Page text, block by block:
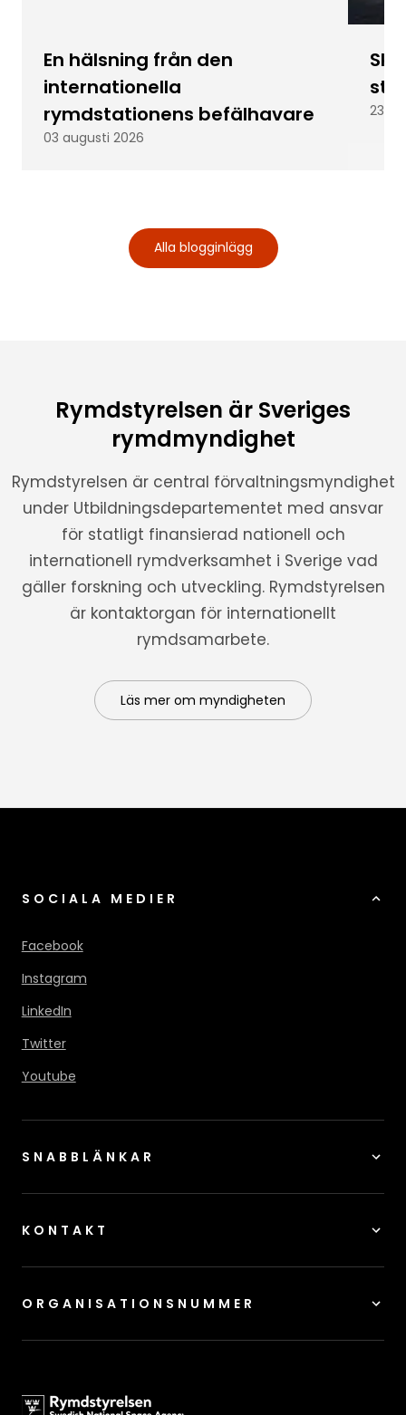
En hälsning från den
internationella
rymdstationens befälhavare
03 augusti 2026
23
Alla blogginlägg
Rymdstyrelsen är Sveriges
rymdmyndighet
Rymdstyrelsen är central förvaltningsmyndighet
under Utbildningsdepartementet med ansvar
för statligt finansierad nationell och
internationell rymdverksamhet i Sverige vad
gäller forskning och utveckling. Rymdstyrelsen
är kontaktorgan för internationellt
rymdsamarbete.
Läs mer om myndigheten
SOCIALA MEDIER
Facebook
Instagram
LinkedIn
Twitter
Youtube
SNABBLÄNKAR
KONTAKT
ORGANISATIONSNUMMER